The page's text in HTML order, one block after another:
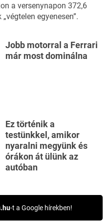
a versenynapon 372,6
egyenesen”.
Jobb motorral a Ferrari
már most dominálna
Ez történik a
testünkkel, amikor
nyaralni megyünk és
órákon át ülünk az
autóban
-t a Google hírekben!